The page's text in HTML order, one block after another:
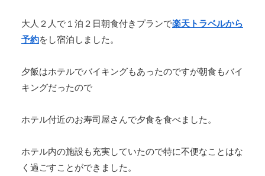
大人２人で１泊２日朝食付きプランで楽天トラベルから
予約をし宿泊しました。
夕飯はホテルでバイキングもあったのですが朝食もバイ
キングだったので
ホテル付近のお寿司屋さんで夕食を食べました。
ホテル内の施設も充実していたので特に不便なことはな
く過ごすことができました。